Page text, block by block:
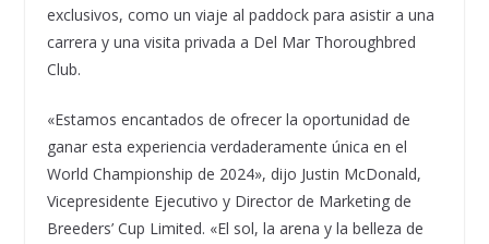
exclusivos, como un viaje al paddock para asistir a una
carrera y una visita privada a Del Mar Thoroughbred
Club.
«Estamos encantados de ofrecer la oportunidad de
ganar esta experiencia verdaderamente única en el
World Championship de 2024», dijo Justin McDonald,
Vicepresidente Ejecutivo y Director de Marketing de
Breeders’ Cup Limited. «El sol, la arena y la belleza de